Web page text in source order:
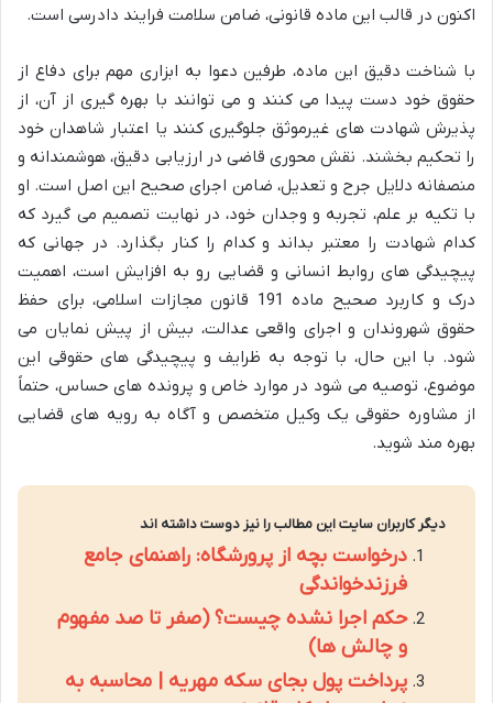
اکنون در قالب این ماده قانونی، ضامن سلامت فرایند دادرسی است.
با شناخت دقیق این ماده، طرفین دعوا به ابزاری مهم برای دفاع از
حقوق خود دست پیدا می کنند و می توانند با بهره گیری از آن، از
پذیرش شهادت های غیرموثق جلوگیری کنند یا اعتبار شاهدان خود
را تحکیم بخشند. نقش محوری قاضی در ارزیابی دقیق، هوشمندانه و
منصفانه دلایل جرح و تعدیل، ضامن اجرای صحیح این اصل است. او
با تکیه بر علم، تجربه و وجدان خود، در نهایت تصمیم می گیرد که
کدام شهادت را معتبر بداند و کدام را کنار بگذارد. در جهانی که
پیچیدگی های روابط انسانی و قضایی رو به افزایش است، اهمیت
درک و کاربرد صحیح ماده 191 قانون مجازات اسلامی، برای حفظ
حقوق شهروندان و اجرای واقعی عدالت، بیش از پیش نمایان می
شود. با این حال، با توجه به ظرایف و پیچیدگی های حقوقی این
موضوع، توصیه می شود در موارد خاص و پرونده های حساس، حتماً
از مشاوره حقوقی یک وکیل متخصص و آگاه به رویه های قضایی
بهره مند شوید.
دیگر کاربران سایت این مطالب را نیز دوست داشته اند
درخواست بچه از پرورشگاه: راهنمای جامع
فرزندخواندگی
حکم اجرا نشده چیست؟ (صفر تا صد مفهوم
و چالش ها)
پرداخت پول بجای سکه مهریه | محاسبه به